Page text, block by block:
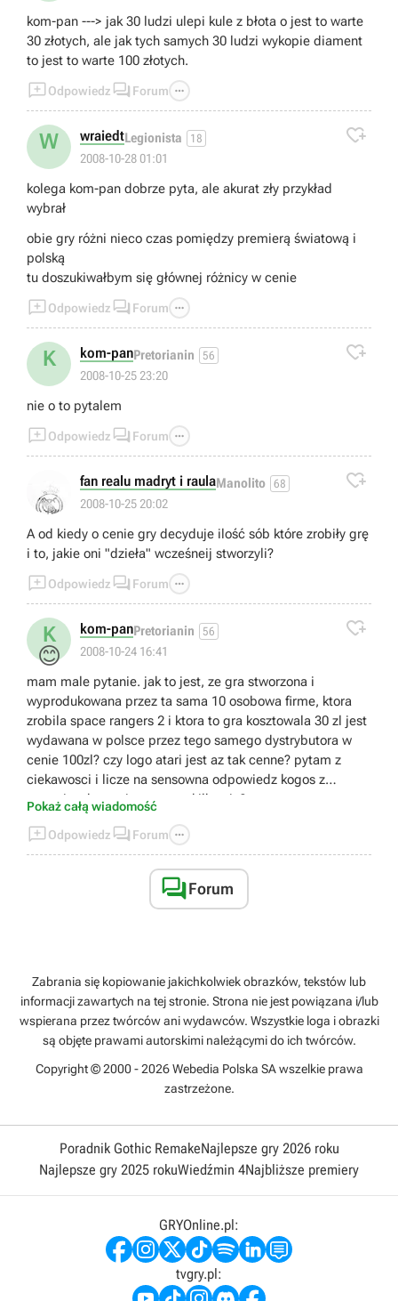
kom-pan ---> jak 30 ludzi ulepi kule z błota o jest to warte
30 złotych, ale jak tych samych 30 ludzi wykopie diament
to jest to warte 100 złotych.
Odpowiedz  Forum 
W wraiedtLegionista 18
2008-10-28 01:01

kolega kom-pan dobrze pyta, ale akurat zły przykład
wybrał
obie gry różni nieco czas pomiędzy premierą światową i
polską
tu doszukiwałbym się głównej różnicy w cenie
Odpowiedz  Forum 
K kom-panPretorianin 56
2008-10-25 23:20

nie o to pytalem
Odpowiedz  Forum 
fan realu madryt i raulaManolito 68
2008-10-25 20:02

A od kiedy o cenie gry decyduje ilość sób które zrobiły grę
i to, jakie oni "dzieła" wcześneij stworzyli?
Odpowiedz  Forum 
K
😊
kom-panPretorianin 56
2008-10-24 16:41

mam male pytanie. jak to jest, ze gra stworzona i
wyprodukowana przez ta sama 10 osobowa firme, ktora
zrobila space rangers 2 i ktora to gra kosztowala 30 zl jest
wydawana w polsce przez tego samego dystrybutora w
cenie 100zl? czy logo atari jest az tak cenne? pytam z
ciekawosci i licze na sensowna odpowiedz kogos z
cenegi. w koncu jest was tu kilku nie?
Pokaż całą wiadomość
Odpowiedz  Forum 
Forum
Zabrania się kopiowanie jakichkolwiek obrazków, tekstów lub
informacji zawartych na tej stronie. Strona nie jest powiązana i/lub
wspierana przez twórców ani wydawców. Wszystkie loga i obrazki
są objęte prawami autorskimi należącymi do ich twórców.
Copyright © 2000 - 2026 Webedia Polska SA wszelkie prawa
zastrzeżone.
Poradnik Gothic RemakeNajlepsze gry 2026 roku
Najlepsze gry 2025 rokuWiedźmin 4Najbliższe premiery
GRYOnline.pl:
tvgry.pl: